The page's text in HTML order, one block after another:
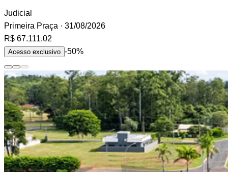
Judicial
Primeira Praça · 31/08/2026
R$ 67.111,02
Acesso exclusivo -50%